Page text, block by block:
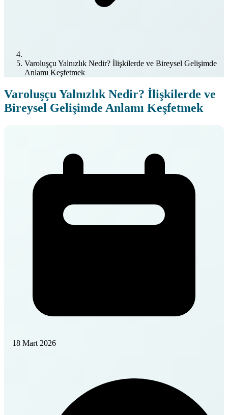
Varoluşçu Yalnızlık Nedir? İlişkilerde ve Bireysel Gelişimde
Anlamı Keşfetmek
Varoluşçu Yalnızlık Nedir? İlişkilerde ve
Bireysel Gelişimde Anlamı Keşfetmek
18 Mart 2026